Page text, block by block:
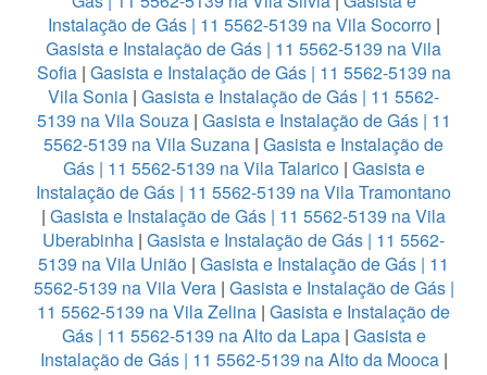
Instalação de Gás | 11 5562-5139 na Vila Socorro|
Gasista e Instalação de Gás | 11 5562-5139 na Vila
Sofia| Gasista e Instalação de Gás | 11 5562-5139 na
Vila Sonia | Gasista e Instalação de Gás | 11 5562-
5139 na Vila Souza| Gasista e Instalação de Gás | 11
5562-5139 na Vila Suzana | Gasista e Instalação de
Gás | 11 5562-5139 na Vila Talarico| Gasista e
Instalação de Gás | 11 5562-5139 na Vila Tramontano
| Gasista e Instalação de Gás | 11 5562-5139 na Vila
Uberabinha | Gasista e Instalação de Gás | 11 5562-
5139 na Vila União | Gasista e Instalação de Gás | 11
5562-5139 na Vila Vera| Gasista e Instalação de Gás |
11 5562-5139 na Vila Zelina | Gasista e Instalação de
Gás | 11 5562-5139 na Alto da Lapa| Gasista e
Instalação de Gás | 11 5562-5139 na Alto da Mooca|